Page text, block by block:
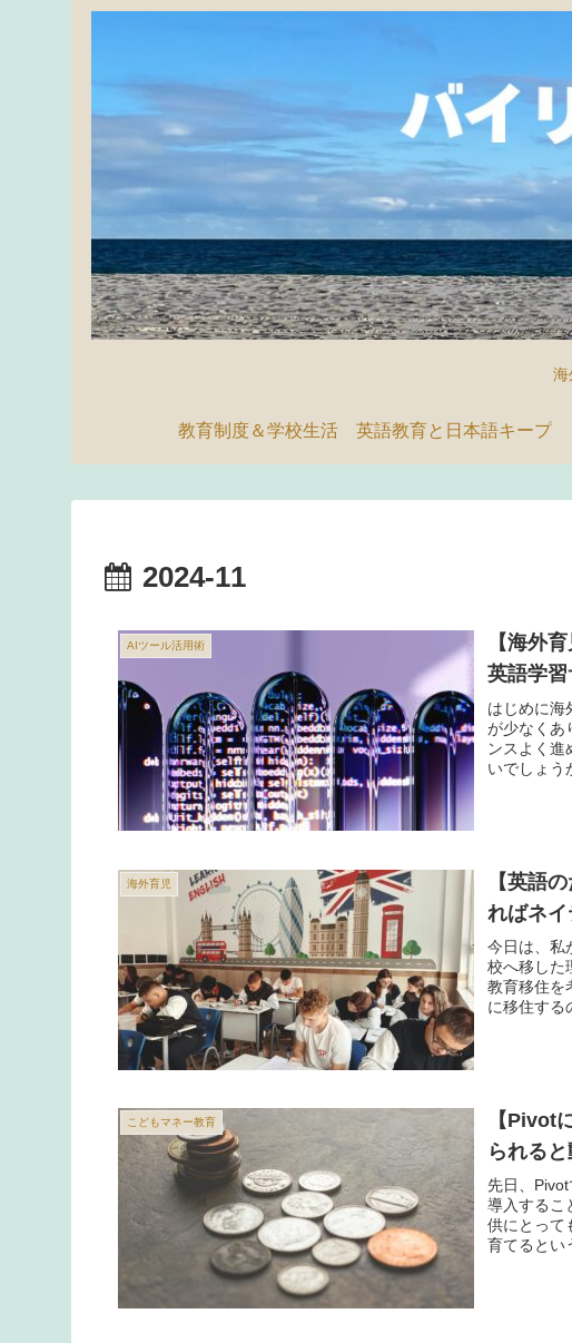
海
教育制度＆学校生活 英語教育と日本語キープ
2024-11
AIツール活用術
【海外
英語学習
はじめに海
が少なくあ
ンスよく進
いでしょう
海外育児
【英語
ればネ
今日は、私
校へ移した
教育移住を
に移住する
こどもマネー教育
【Pivot
られると
先日、
導入するこ
供にとって
育てるとい